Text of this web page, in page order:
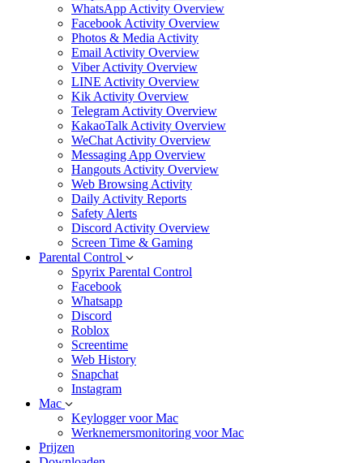
WhatsApp Activity Overview
Facebook Activity Overview
Photos & Media Activity
Email Activity Overview
Viber Activity Overview
LINE Activity Overview
Kik Activity Overview
Telegram Activity Overview
KakaoTalk Activity Overview
WeChat Activity Overview
Messaging App Overview
Hangouts Activity Overview
Web Browsing Activity
Daily Activity Reports
Safety Alerts
Discord Activity Overview
Screen Time & Gaming
Parental Control
Spyrix Parental Control
Facebook
Whatsapp
Discord
Roblox
Screentime
Web History
Snapchat
Instagram
Mac
Keylogger voor Mac
Werknemersmonitoring voor Mac
Prijzen